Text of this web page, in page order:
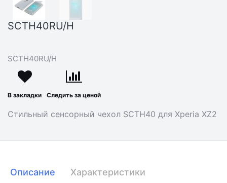
SCTH40RU/H
SCTH40RU/H
В закладки Следить за ценой
Стильный сенсорный чехол SCTH40 для Xperia XZ2
Описание Характеристики